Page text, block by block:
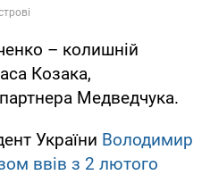
– колишній
Козака,
партнера Медведчука.
України Володимир
ввів з 2 лютого